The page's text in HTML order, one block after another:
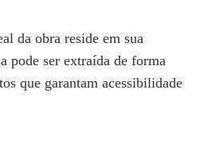
da obra reside em sua
pode ser extraída de forma
que garantam acessibilidade